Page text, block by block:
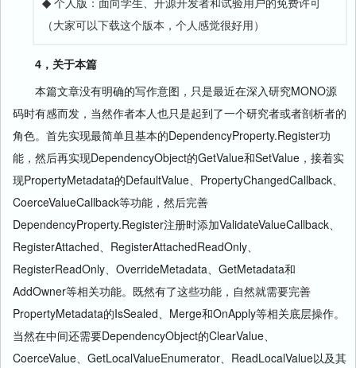
（大家可以下载这个版本，个人感觉很好用）
4，关于本篇
本篇文章没有明确的写作意图，只是最近在深入研究MONO源
码时有感而发，当然作者本人也只是起到了一个研究者或者剖析者的
角色。首先实现最简单且基本的DependencyProperty.Register功
能，然后再实现DependencyObject的GetValue和SetValue，接着实
现PropertyMetadata的DefaultValue、PropertyChangedCallback、
CoerceValueCallback等功能，然后完善
DependencyProperty.Register注册时添加ValidateValueCallback、
RegisterAttached、RegisterAttachedReadOnly、
RegisterReadOnly、OverrideMetadata、GetMetadata和
AddOwner等相关功能。既然有了这些功能，自然就需要完善
PropertyMetadata的IsSealed、Merge和OnApply等相关底层操作。
当然在中间还需要DependencyObject的ClearValue、
CoerceValue、GetLocalValueEnumerator、ReadLocalValue以及其